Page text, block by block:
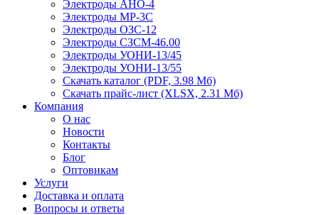
Электроды АНО-4
Электроды МР-3С
Электроды ОЗС-12
Электроды СЗСМ-46.00
Электроды УОНИ-13/45
Электроды УОНИ-13/55
Скачать каталог (PDF, 3.98 Мб)
Скачать прайс-лист (XLSX, 2.31 Мб)
Компания
О нас
Новости
Контакты
Блог
Оптовикам
Услуги
Доставка и оплата
Вопросы и ответы